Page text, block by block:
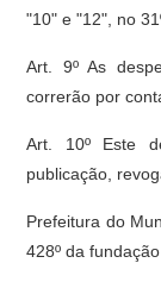
"10" e "12", no
Art. 9º As
correrão por
Art. 10º Este
publicação,
Prefeitura do
428º da